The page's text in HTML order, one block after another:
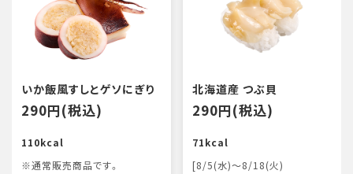
いか飯風すしとゲソにぎり
290円(税込)
110kcal
※通常販売商品です。
北海道産 つぶ貝
290円(税込)
71kcal
[8/5(水)～8/18(火)